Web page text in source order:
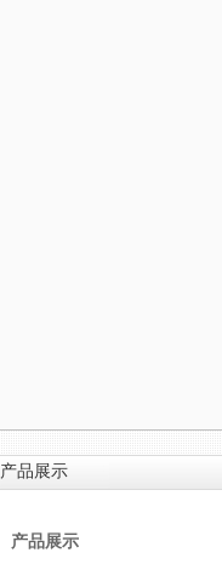
产品展示
产品展示